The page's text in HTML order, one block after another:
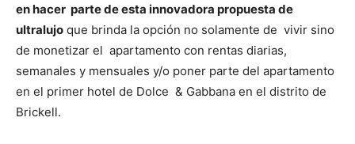
en hacer parte de esta innovadora propuesta de
ultralujo que brinda la opción no solamente de vivir sino
de monetizar el apartamento con rentas diarias,
semanales y mensuales y/o poner parte del apartamento
en el primer hotel de Dolce & Gabbana en el distrito de
Brickell.